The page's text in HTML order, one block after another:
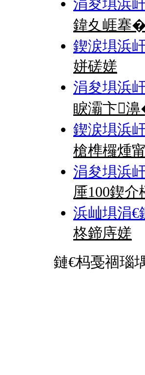
涓夋埧浜
鍏夊崕搴
鍥涙埧浜
姘磋嫅
涓夋埧浜
睙灞卞
鍥涙埧浜
槍榫欏煄
涓夋埧浜
厜100鍥介
浜屾埧涓
柊鍗庤嫅
鏈€杩戞祻瑙